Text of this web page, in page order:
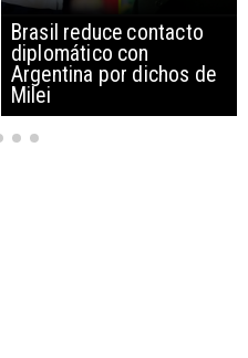
China restringe
exportación de drones a
EEUU y sanciona
empresas